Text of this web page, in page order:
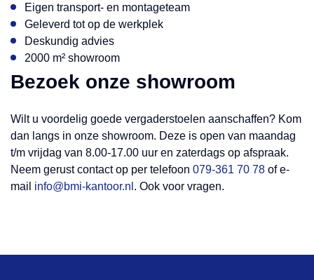
Eigen transport- en montageteam
Geleverd tot op de werkplek
Deskundig advies
2000 m² showroom
Bezoek onze showroom
Wilt u voordelig goede vergaderstoelen aanschaffen? Kom
dan langs in onze showroom. Deze is open van maandag
t/m vrijdag van 8.00-17.00 uur en zaterdags op afspraak.
Neem gerust contact op per telefoon 079-361 70 78 of e-
mail info@bmi-kantoor.nl . Ook voor vragen.